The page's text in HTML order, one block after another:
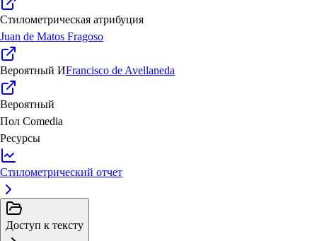
Стилометрическая атрибуция
Juan de Matos Fragoso
Вероятный ИFrancisco de Avellaneda
Вероятный
Пол Comedia
Ресурсы
Стилометрический отчет
Доступ к тексту